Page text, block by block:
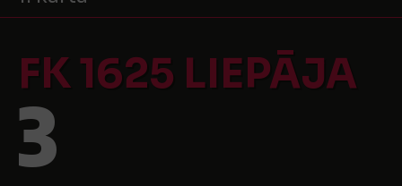
FK 1625 LIEPĀJA
3